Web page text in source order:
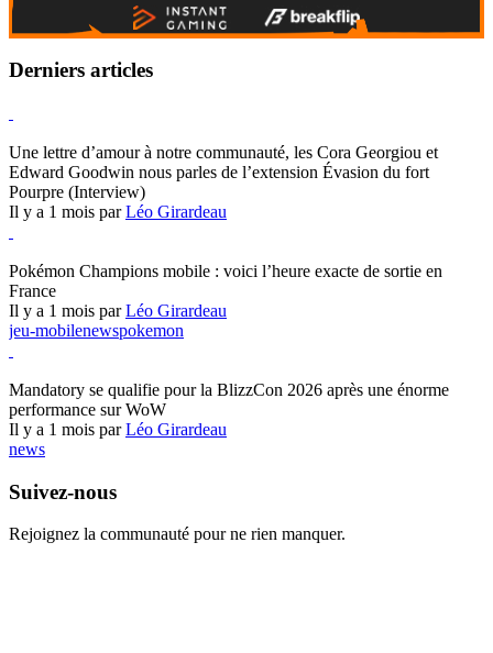
Derniers articles
Une lettre d’amour à notre communauté, les Cora Georgiou et
Edward Goodwin nous parles de l’extension Évasion du fort
Pourpre (Interview)
Il y a 1 mois parLéo Girardeau
Pokémon Champions mobile : voici l’heure exacte de sortie en
France
Il y a 1 mois parLéo Girardeau
jeu-mobilenewspokemon
Mandatory se qualifie pour la BlizzCon 2026 après une énorme
performance sur WoW
Il y a 1 mois parLéo Girardeau
news
Suivez-nous
Rejoignez la communauté pour ne rien manquer.